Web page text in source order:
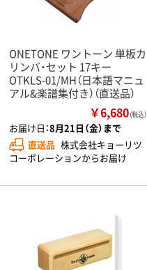
ONETONE ワントーン 単板カ
リンバ・セット 17キー
OTKLS-01/MH（日本語マニュ
アル&楽譜集付き）（直送品）
￥6,680（税込）
お届け日：8月21日（金）まで
直送品 株式会社キョーリツ
コーポレーションからお届け